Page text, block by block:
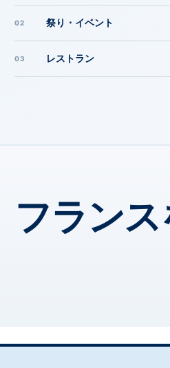
02 祭り・イベント
03 レストラン
フラン